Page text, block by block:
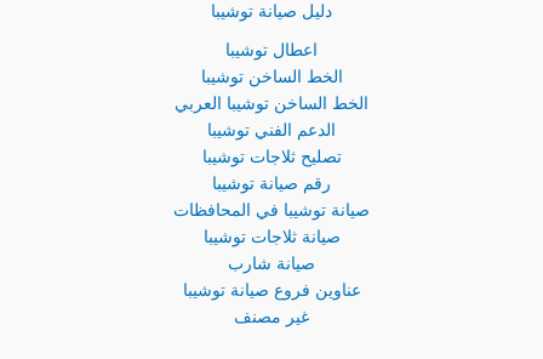
دليل صيانة توشيبا
اعطال توشيبا
الخط الساخن توشيبا
الخط الساخن توشيبا العربي
الدعم الفني توشيبا
تصليح ثلاجات توشيبا
رقم صيانة توشيبا
صيانة توشيبا في المحافظات
صيانة ثلاجات توشيبا
صيانة شارب
عناوين فروع صيانة توشيبا
غير مصنف